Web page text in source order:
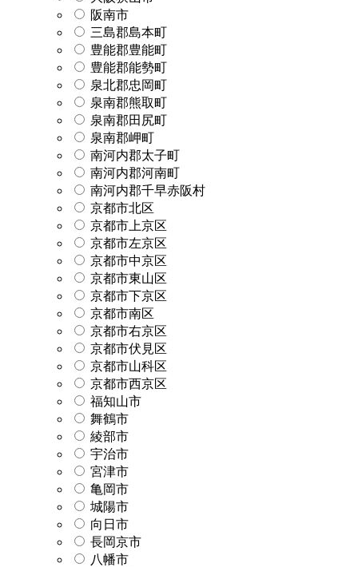
阪南市
三島郡島本町
豊能郡豊能町
豊能郡能勢町
泉北郡忠岡町
泉南郡熊取町
泉南郡田尻町
泉南郡岬町
南河内郡太子町
南河内郡河南町
南河内郡千早赤阪村
京都市北区
京都市上京区
京都市左京区
京都市中京区
京都市東山区
京都市下京区
京都市南区
京都市右京区
京都市伏見区
京都市山科区
京都市西京区
福知山市
舞鶴市
綾部市
宇治市
宮津市
亀岡市
城陽市
向日市
長岡京市
八幡市